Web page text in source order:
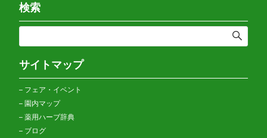
検索
サイトマップ
– フェア・イベント
– 園内マップ
– 薬用ハーブ辞典
– ブログ